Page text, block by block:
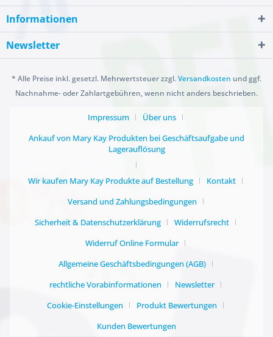
Informationen
Newsletter
* Alle Preise inkl. gesetzl. Mehrwertsteuer zzgl.Versandkosten und ggf.
Nachnahme- oder Zahlartgebühren, wenn nicht anders beschrieben.
Impressum
Über uns
Ankauf von Mary Kay Produkten bei Geschäftsaufgabe und
Lagerauflösung
Wir kaufen Mary Kay Produkte auf Bestellung
Kontakt
Versand und Zahlungsbedingungen
Sicherheit & Datenschutzerklärung
Widerrufsrecht
Widerruf Online Formular
Allgemeine Geschäftsbedingungen (AGB)
rechtliche Vorabinformationen
Newsletter
Cookie-Einstellungen
Produkt Bewertungen
Kunden Bewertungen